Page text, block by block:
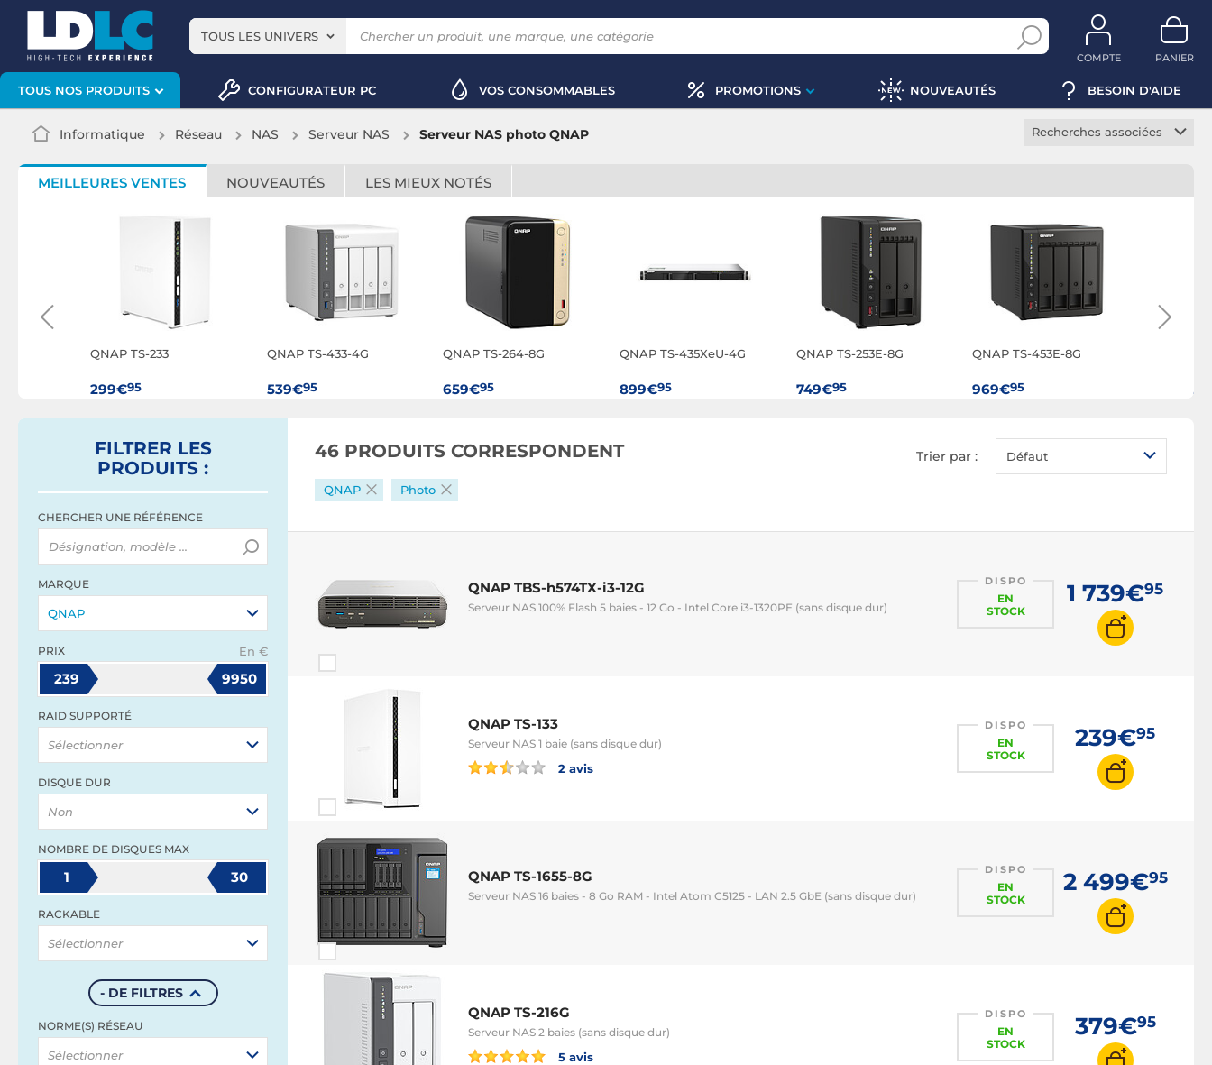
TOUS LES UNIVERS
COMPTE PANIER
TOUS NOS PRODUITS CONFIGURATEUR PC VOS CONSOMMABLES PROMOTIONS NOUVEAUTÉS BESOIN D'AIDE
Informatique Réseau NAS Serveur NAS Serveur NAS photo QNAP
Recherches associées
NAS virtualisation
NAS multimédia
NAS photo
NAS évolutif
NAS RAID
MEILLEURES VENTES NOUVEAUTÉS LES MIEUX NOTÉS
QNAP TS-233
299€95
QNAP TS-433-4G
539€95
QNAP TS-264-8G
659€95
QNAP TS-435XeU-4G
899€95
QNAP TS-253E-8G
749€95
QNAP TS-453E-8G
969€95 1 999€
FILTRER LES
PRODUITS :
CHERCHER UNE RÉFÉRENCE
MARQUE
QNAP
PRIX En €
239 9950
RAID SUPPORTÉ
Sélectionner
DISQUE DUR
Non
NOMBRE DE DISQUES MAX
1 30
RACKABLE
Sélectionner
- DE FILTRES
NORME(S) RÉSEAU
Sélectionner
46 PRODUITS CORRESPONDENT Trier par : Défaut
QNAP Photo
QNAP TBS-h574TX-i3-12G
Serveur NAS 100% Flash 5 baies - 12 Go - Intel Core i3-1320PE (sans disque dur)
DISPO
EN
STOCK
1 739€95
QNAP TS-133
Serveur NAS 1 baie (sans disque dur)
2 avis
DISPO
EN
STOCK
239€95
QNAP TS-1655-8G
Serveur NAS 16 baies - 8 Go RAM - Intel Atom C5125 - LAN 2.5 GbE (sans disque dur)
DISPO
EN
STOCK
2 499€95
QNAP TS-216G
Serveur NAS 2 baies (sans disque dur)
5 avis
DISPO
EN
STOCK
379€95